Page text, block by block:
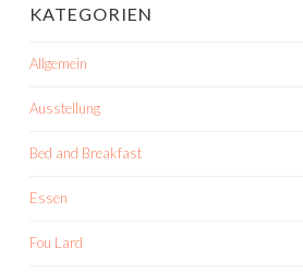
KATEGORIEN
Allgemein
Ausstellung
Bed and Breakfast
Essen
Fou Lard